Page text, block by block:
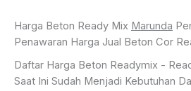
Harga Beton Ready Mix Marunda
Penawaran Harga Jual Beton Cor
Daftar Harga Beton Readymix -
Saat Ini Sudah Menjadi Kebutuhan